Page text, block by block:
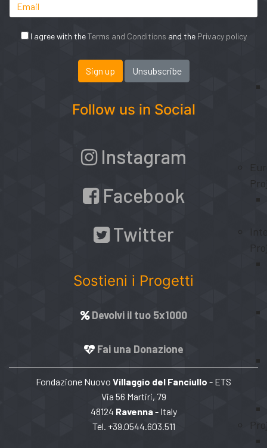
I agree with theTerms and Conditions and the Privacy policy
Follow us in Social
Instagram
Facebook
Twitter
Sostieni i Progetti
Devolvi il tuo 5x1000
Fai una Donazione
Fondazione Nuovo Villaggio del Fanciullo - ETS
Via 56 Martiri, 79
48124 Ravenna- Italy
Tel. +39.0544.603.511